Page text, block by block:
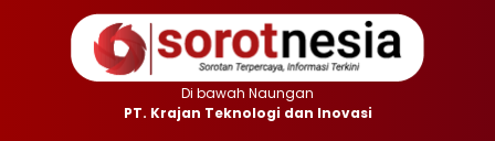
Di bawah Naungan
PT. Krajan Teknologi dan Inovasi